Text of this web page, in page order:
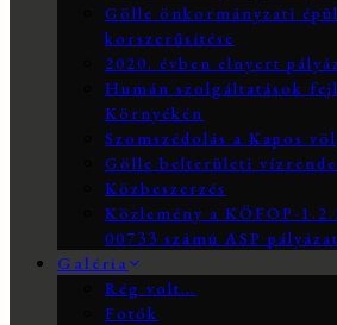
Gölle önkormányzati
korszerűsítése
2020. évben elnyert
Humán szolgáltatások
Környékén
Szomszédolás a Kapos
Gölle belterületi
Közbeszerzés
Közlemény a KÖFOP-
00733 számú ASP
Galéria
Rég volt…
Fotók